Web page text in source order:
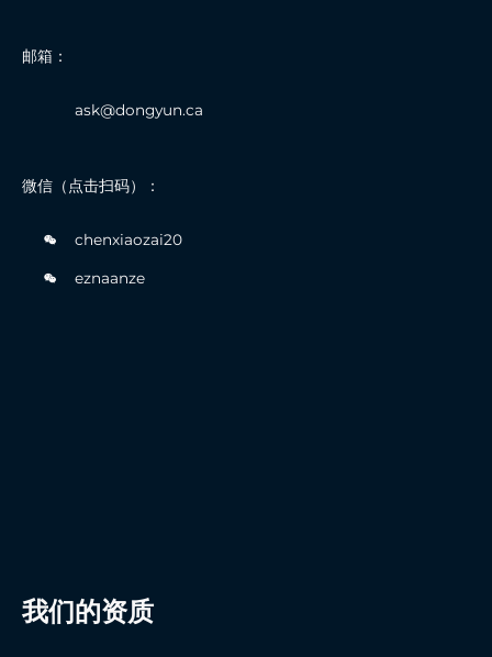
邮箱：
ask@dongyun.ca
微信（点击扫码）：
chenxiaozai20
eznaanze
我们的资质